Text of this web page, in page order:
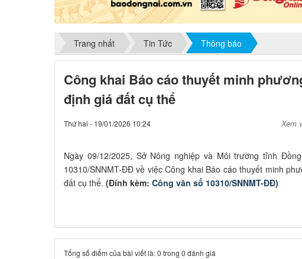
Trang nhất Tin Tức Thông báo
Công khai Báo cáo thuyết minh
định giá đất cụ thể
Thứ hai - 19/01/2026 10:24 Xem
Ngày 09/12/2025, Sở Nông nghiệp và Môi trường tỉnh
10310/SNNMT-ĐĐ về việc Công khai Báo cáo thuyết minh
đất cụ thể. (Đính kèm: Công văn số 10310/SNNMT-ĐĐ)
Tổng số điểm của bài viết là: 0 trong 0 đánh giá